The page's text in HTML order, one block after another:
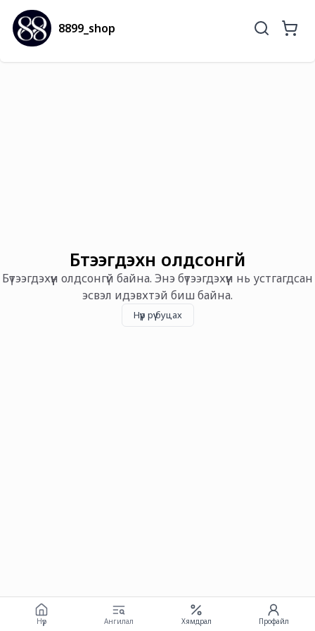
8899_shop
Бүтээгдэхүүн олдсонгүй
Бүтээгдэхүүн олдсонгүй байна. Энэ бүтээгдэхүүн нь устгагдсан
эсвэл идэвхтэй биш байна.
Нүүр рүү буцах
Нүүр Ангилал Хямдрал Профайл